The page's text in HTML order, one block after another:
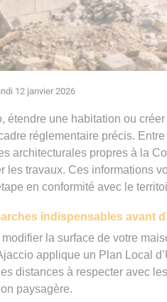
12 janvier 2026
étendre une habitation ou
réglementaire précis.
architecturales propres à la
les travaux. Ces informations
en conformité avec le
indispensables avant
la surface de votre
applique un Plan Local
distances à respecter avec
paysagère.